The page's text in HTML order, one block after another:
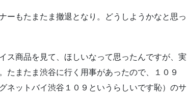
ーもたまたま撤退となり。どうしようかなと思っ
ス商品を見て、ほしいなって思ったんですが、実
たまたま渋谷に行く用事があったので、１０９
ットバイ渋谷１０９というらしいです恥）のサ